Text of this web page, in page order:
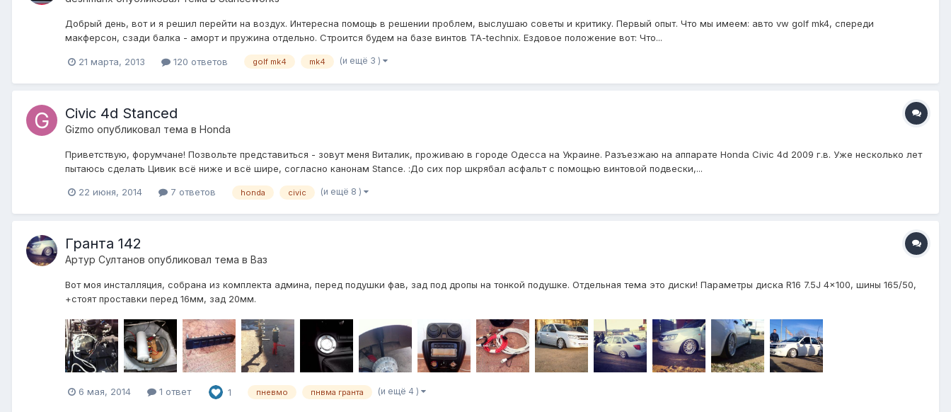
Добрый день, вот и я решил перейти на воздух. Интересна помощь в решении проблем, выслушаю советы и критику. Первый опыт. Что мы имеем: авто vw golf mk4, спереди
макферсон, сзади балка - аморт и пружина отдельно. Строится будем на базе винтов TA-technix. Ездовое положение вот: Что...
21 марта, 2013 120 ответов golf mk4 mk4 (и ещё 3 )
Civic 4d Stanced
Gizmo опубликовал тема в Honda
Приветствую, форумчане! Позвольте представиться - зовут меня Виталик, проживаю в городе Одесса на Украине. Разъезжаю на аппарате Honda Civic 4d 2009 г.в. Уже несколько лет
пытаюсь сделать Цивик всё ниже и всё шире, согласно канонам Stance. :До сих пор шкрябал асфальт с помощью винтовой подвески,...
22 июня, 2014 7 ответов honda civic (и ещё 8 )
Гранта 142
Артур Султанов опубликовал тема в Ваз
Вот моя инсталляция, собрана из комплекта админа, перед подушки фав, зад под дропы на тонкой подушке. Отдельная тема это диски! Параметры диска R16 7.5J 4x100, шины 165/50,
+стоят проставки перед 16мм, зад 20мм.
6 мая, 2014 1 ответ 1 пневмо пнвма гранта (и ещё 4 )